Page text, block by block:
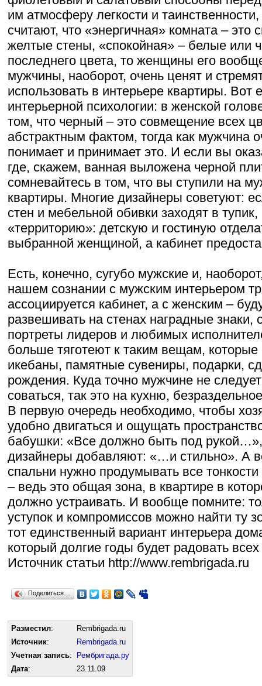
им атмосферу легкости и
считают, что «энергичная» комната –
желтые стены, «спокойная» – белые или
последнего цвета, то женщины его
мужчины, наоборот, очень ценят и
использовать в интерьере квартиры. Вот
интерьерной психологии: в женской
том, что черный – это совмещение всех
абстрактным фактом, тогда как мужчина
понимает и принимает это. И если вы
где, скажем, ванная выложена черной
сомневайтесь в том, что вы ступили на
квартиры. Многие дизайнеры советуют:
стен и мебельной обивки заходят в
«территорию»: детскую и гостиную
выбранной женщиной, а кабинет
Есть, конечно, сугубо мужские и,
нашем сознании с мужским интерьером
ассоциируется кабинет, а с женским –
развешивать на стенах наградные знаки,
портреты лидеров и любимых
больше тяготеют к таким вещам, которые
икебаны, памятные сувениры, подарки,
рождения. Куда точно мужчине не
соваться, так это на кухню,
В первую очередь необходимо, чтобы
удобно двигаться и ощущать
бабушки: «Все должно быть под
дизайнеры добавляют: «…и стильно». А
спальни нужно продумывать все
– ведь это общая зона, в квартире в
должно устраивать. И вообще помните:
уступок и компромиссов можно найти ту
тот единственный вариант интерьера
который долгие годы будет радовать
Источник статьи http://www.rembrigada.ru
Поделиться…
Разместил:
Rembrigada.ru
Источник:
Rembrigada.ru
Учетная запись:
Рембригада.ру
Дата: 23.11.09